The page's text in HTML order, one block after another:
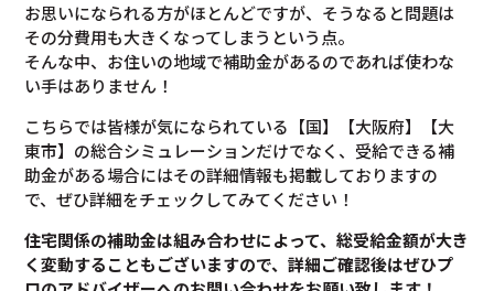
お思いになられる方がほとんどですが、そうなると問題は
その分費用も大きくなってしまうという点。
そんな中、お住いの地域で補助金があるのであれば使わな
い手はありません！
こちらでは皆様が気になられている【国】【大阪府】【大
東市】の総合シミュレーションだけでなく、受給できる補
助金がある場合にはその詳細情報も掲載しておりますの
で、ぜひ詳細をチェックしてみてください！
住宅関係の補助金は組み合わせによって、総受給金額が大き
く変動することもございますので、詳細ご確認後はぜひプ